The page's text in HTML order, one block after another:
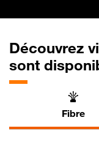
Découvrez
sont
Fibre